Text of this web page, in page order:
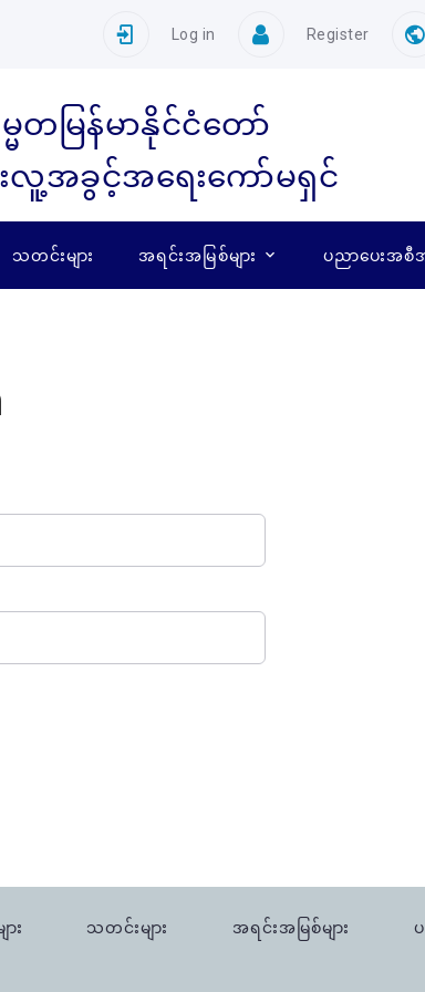
Log in Register
တမြန်မာနိုင်ငံတော်
းလူ့အခွင့်အရေးကော်မရှင်
သတင်းများ အရင်းအမြစ်များ ပညာပေးအစီ
း သတင်းများ အရင်းအမြစ်များ